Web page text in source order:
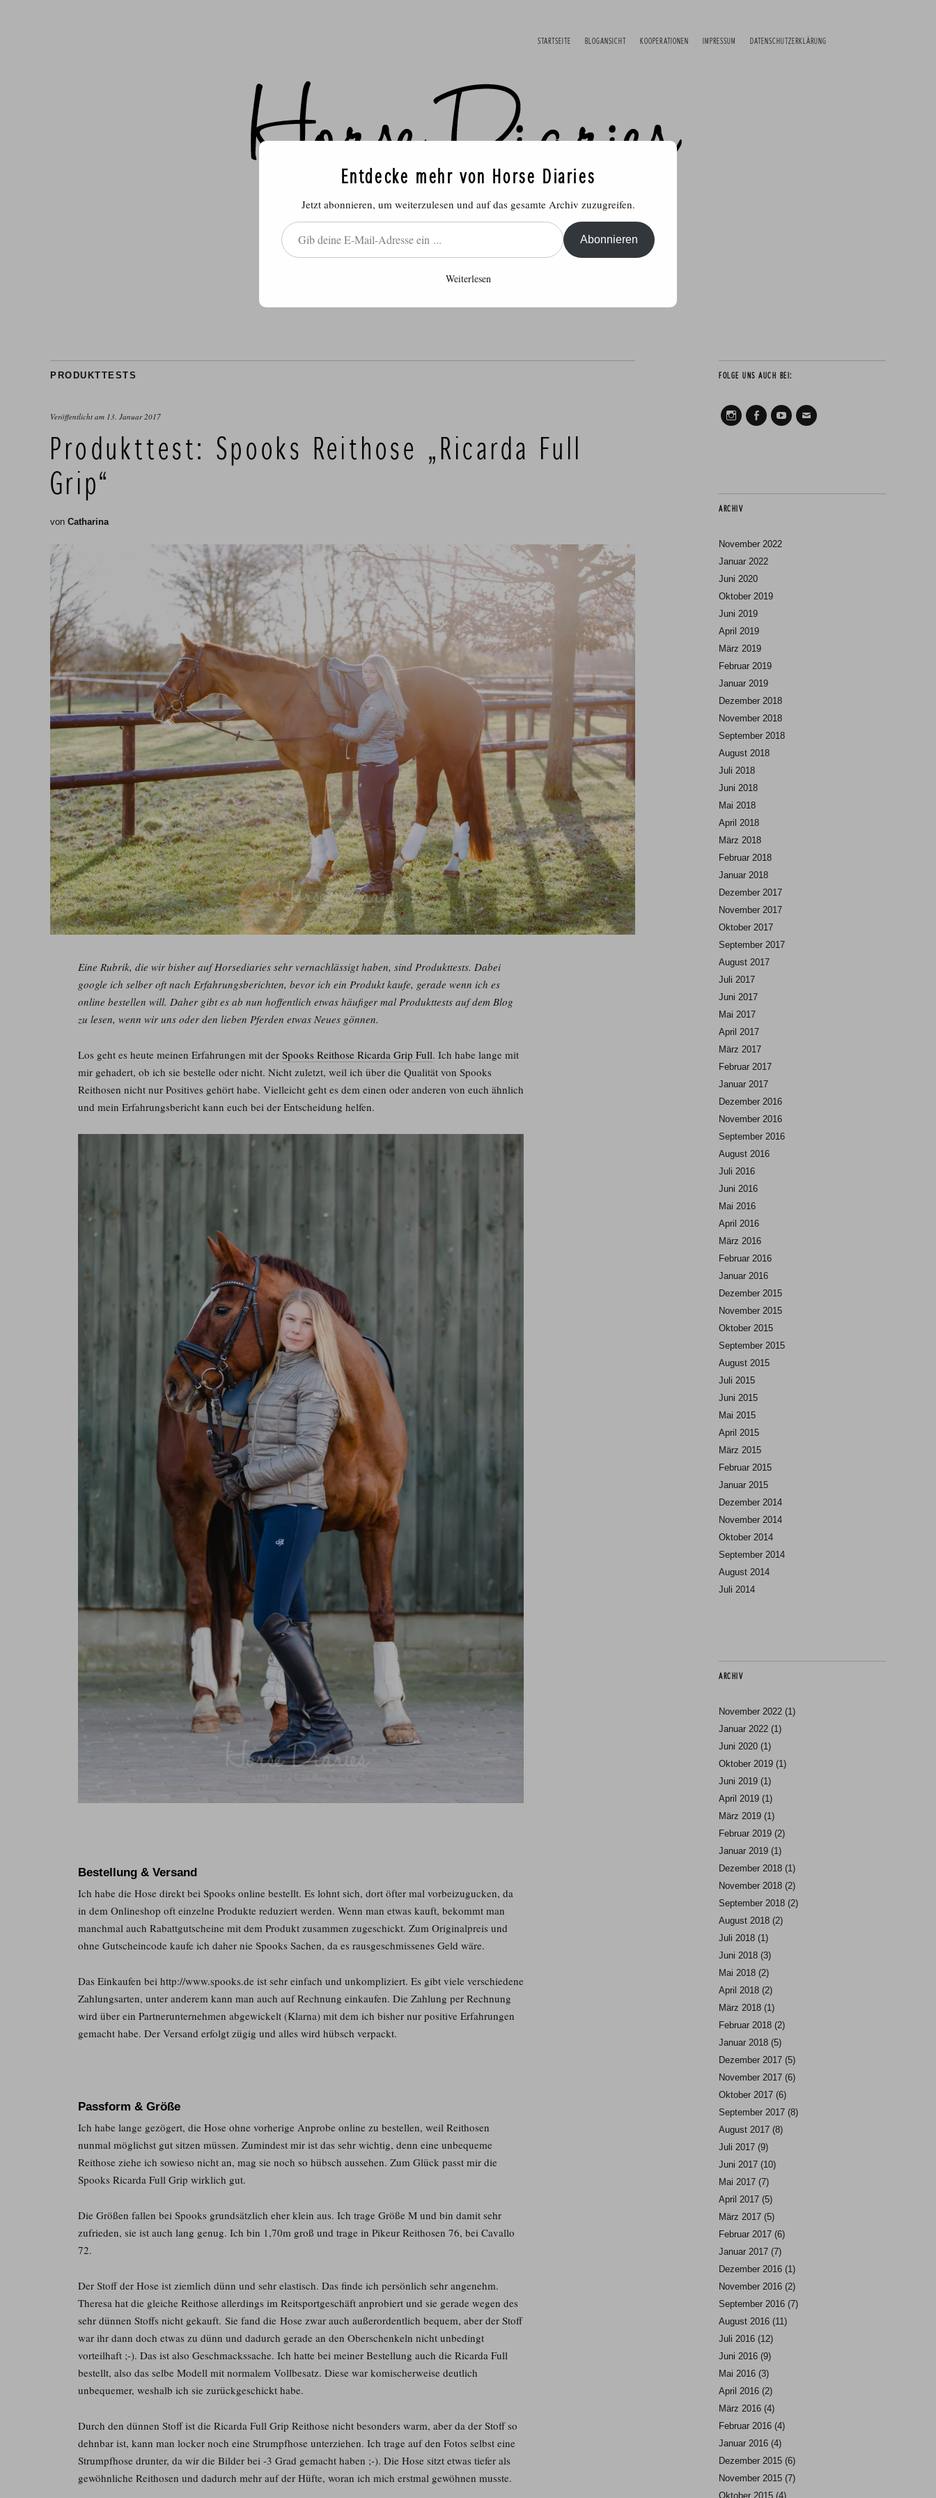
STARTSEITE BLOGANSICHT KOOPERATIONEN IMPRESSUM DATENSCHUTZERKLÄRUNG
Rund ums Pferd
PRODUKTTESTS
Veröffentlicht am 13. Januar 2017
Produkttest: Spooks Reithose „Ricarda Full
Grip“
von Catharina
Eine Rubrik, die wir bisher auf Horsediaries sehr vernachlässigt haben, sind Produkttests. Dabei
google ich selber oft nach Erfahrungsberichten, bevor ich ein Produkt kaufe, gerade wenn ich es
online bestellen will. Daher gibt es ab nun hoffentlich etwas häufiger mal Produkttests auf dem Blog
zu lesen, wenn wir uns oder den lieben Pferden etwas Neues gönnen.
Los geht es heute meinen Erfahrungen mit der Spooks Reithose Ricarda Grip Full. Ich habe lange mit
mir gehadert, ob ich sie bestelle oder nicht. Nicht zuletzt, weil ich über die Qualität von Spooks
Reithosen nicht nur Positives gehört habe. Vielleicht geht es dem einen oder anderen von euch ähnlich
und mein Erfahrungsbericht kann euch bei der Entscheidung helfen.
Bestellung & Versand
Ich habe die Hose direkt bei Spooks online bestellt. Es lohnt sich, dort öfter mal vorbeizugucken, da
in dem Onlineshop oft einzelne Produkte reduziert werden. Wenn man etwas kauft, bekommt man
manchmal auch Rabattgutscheine mit dem Produkt zusammen zugeschickt. Zum Originalpreis und
ohne Gutscheincode kaufe ich daher nie Spooks Sachen, da es rausgeschmissenes Geld wäre.
Das Einkaufen bei http://www.spooks.de ist sehr einfach und unkompliziert. Es gibt viele verschiedene
Zahlungsarten, unter anderem kann man auch auf Rechnung einkaufen. Die Zahlung per Rechnung
wird über ein Partnerunternehmen abgewickelt (Klarna) mit dem ich bisher nur positive Erfahrungen
gemacht habe. Der Versand erfolgt zügig und alles wird hübsch verpackt.
Passform & Größe
Ich habe lange gezögert, die Hose ohne vorherige Anprobe online zu bestellen, weil Reithosen
nunmal möglichst gut sitzen müssen. Zumindest mir ist das sehr wichtig, denn eine unbequeme
Reithose ziehe ich sowieso nicht an, mag sie noch so hübsch aussehen. Zum Glück passt mir die
Spooks Ricarda Full Grip wirklich gut.
Die Größen fallen bei Spooks grundsätzlich eher klein aus. Ich trage Größe M und bin damit sehr
zufrieden, sie ist auch lang genug. Ich bin 1,70m groß und trage in Pikeur Reithosen 76, bei Cavallo
72.
Der Stoff der Hose ist ziemlich dünn und sehr elastisch. Das finde ich persönlich sehr angenehm.
Theresa hat die gleiche Reithose allerdings im Reitsportgeschäft anprobiert und sie gerade wegen des
sehr dünnen Stoffs nicht gekauft. Sie fand die Hose zwar auch außerordentlich bequem, aber der Stoff
war ihr dann doch etwas zu dünn und dadurch gerade an den Oberschenkeln nicht unbedingt
vorteilhaft ;-). Das ist also Geschmackssache. Ich hatte bei meiner Bestellung auch die Ricarda Full
bestellt, also das selbe Modell mit normalem Vollbesatz. Diese war komischerweise deutlich
unbequemer, weshalb ich sie zurückgeschickt habe.
Durch den dünnen Stoff ist die Ricarda Full Grip Reithose nicht besonders warm, aber da der Stoff so
dehnbar ist, kann man locker noch eine Strumpfhose unterziehen. Ich trage auf den Fotos selbst eine
Strumpfhose drunter, da wir die Bilder bei -3 Grad gemacht haben ;-). Die Hose sitzt etwas tiefer als
gewöhnliche Reithosen und dadurch mehr auf der Hüfte, woran ich mich erstmal gewöhnen musste.
FOLGE UNS AUCH BEI:
ARCHIV
November 2022
Januar 2022
Juni 2020
Oktober 2019
Juni 2019
April 2019
März 2019
Februar 2019
Januar 2019
Dezember 2018
November 2018
September 2018
August 2018
Juli 2018
Juni 2018
Mai 2018
April 2018
März 2018
Februar 2018
Januar 2018
Dezember 2017
November 2017
Oktober 2017
September 2017
August 2017
Juli 2017
Juni 2017
Mai 2017
April 2017
März 2017
Februar 2017
Januar 2017
Dezember 2016
November 2016
September 2016
August 2016
Juli 2016
Juni 2016
Mai 2016
April 2016
März 2016
Februar 2016
Januar 2016
Dezember 2015
November 2015
Oktober 2015
September 2015
August 2015
Juli 2015
Juni 2015
Mai 2015
April 2015
März 2015
Februar 2015
Januar 2015
Dezember 2014
November 2014
Oktober 2014
September 2014
August 2014
Juli 2014
ARCHIV
November 2022 (1)
Januar 2022 (1)
Juni 2020 (1)
Oktober 2019 (1)
Juni 2019 (1)
April 2019 (1)
März 2019 (1)
Februar 2019 (2)
Januar 2019 (1)
Dezember 2018 (1)
November 2018 (2)
September 2018 (2)
August 2018 (2)
Juli 2018 (1)
Juni 2018 (3)
Mai 2018 (2)
April 2018 (2)
März 2018 (1)
Februar 2018 (2)
Januar 2018 (5)
Dezember 2017 (5)
November 2017 (6)
Oktober 2017 (6)
September 2017 (8)
August 2017 (8)
Juli 2017 (9)
Juni 2017 (10)
Mai 2017 (7)
April 2017 (5)
März 2017 (5)
Februar 2017 (6)
Januar 2017 (7)
Dezember 2016 (1)
November 2016 (2)
September 2016 (7)
August 2016 (11)
Juli 2016 (12)
Juni 2016 (9)
Mai 2016 (3)
April 2016 (2)
März 2016 (4)
Februar 2016 (4)
Januar 2016 (4)
Dezember 2015 (6)
November 2015 (7)
Oktober 2015 (4)
Entdecke mehr von Horse Diaries
Jetzt abonnieren, um weiterzulesen und auf das gesamte Archiv zuzugreifen.
Gib deine E-Mail-Adresse ein ...
Abonnieren
Weiterlesen